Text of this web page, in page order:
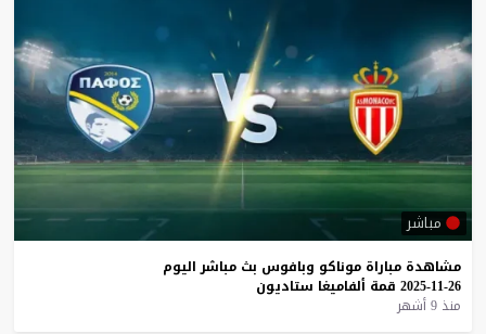
مباشر
مشاهدة مباراة موناكو وبافوس بث مباشر اليوم
26-11-2025
قمة ألفاميغا ستاديون
منذ 9 أشهر